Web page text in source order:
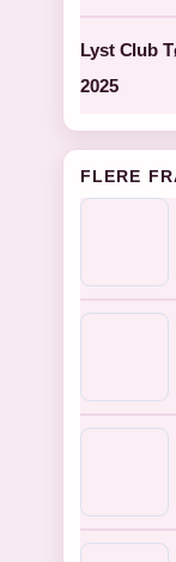
Lyst Club
2025
FLERE